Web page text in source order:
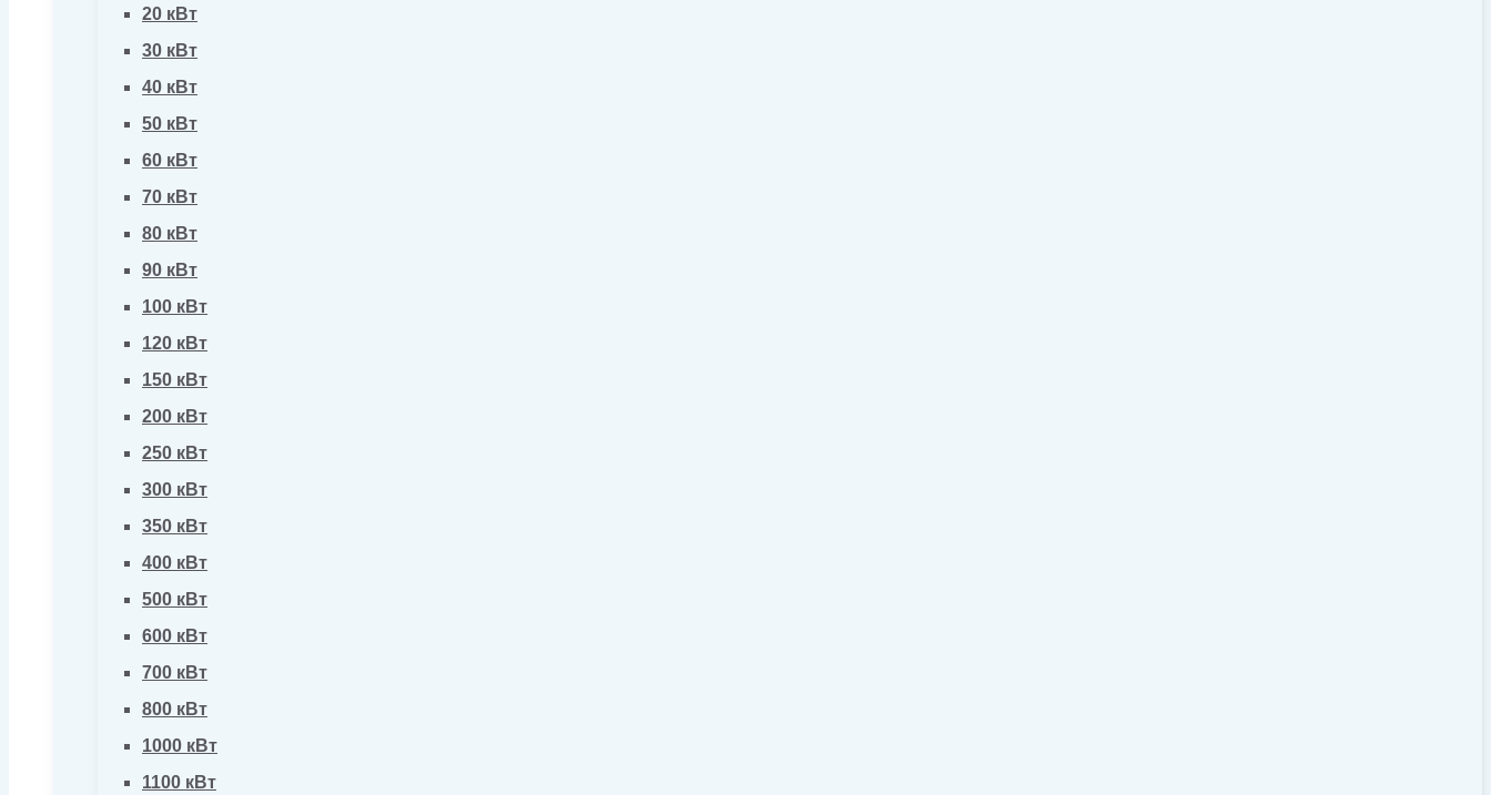
20 кВт
30 кВт
40 кВт
50 кВт
60 кВт
70 кВт
80 кВт
90 кВт
100 кВт
120 кВт
150 кВт
200 кВт
250 кВт
300 кВт
350 кВт
400 кВт
500 кВт
600 кВт
700 кВт
800 кВт
1000 кВт
1100 кВт